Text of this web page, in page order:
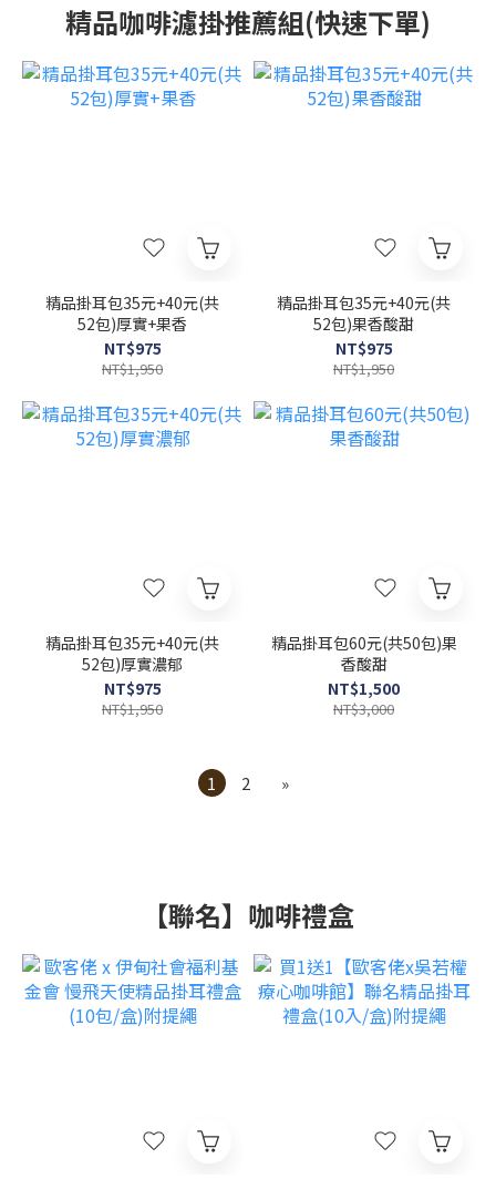
精品咖啡濾掛推薦組(快速下單)
精品掛耳包35元+40元(共
52包)厚實+果香
NT$975
NT$1,950
精品掛耳包35元+40元(共
52包)果香酸甜
NT$975
NT$1,950
精品掛耳包35元+40元(共
52包)厚實濃郁
NT$975
NT$1,950
精品掛耳包60元(共50包)果
香酸甜
NT$1,500
NT$3,000
1 2 »
【聯名】咖啡禮盒